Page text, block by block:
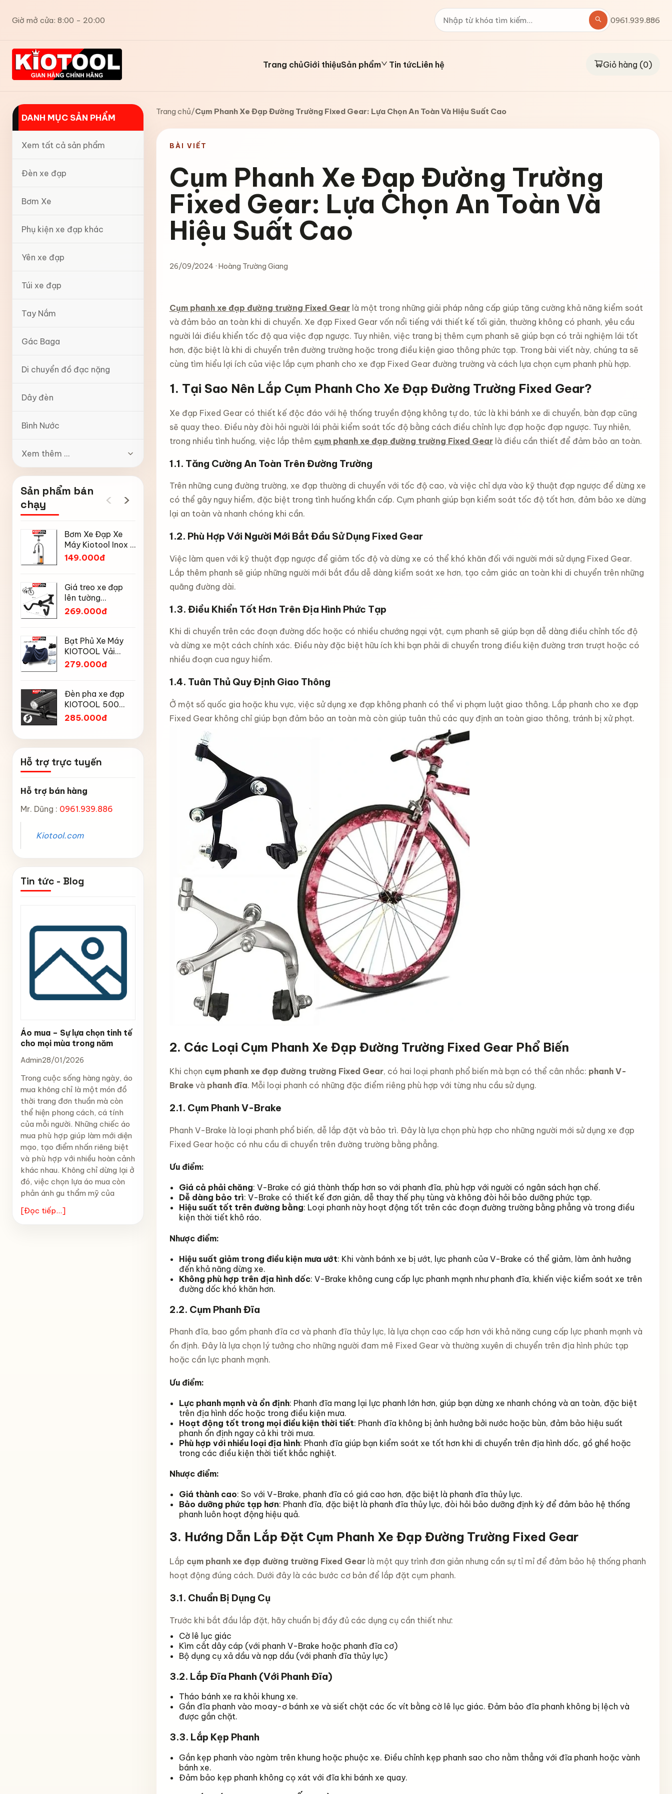
Giờ mở cửa: 8:00 - 20:00 0961.939.886
Trang chủGiới thiệuSản phẩm Tin tứcLiên hệ Giỏ hàng (0)
DANH MỤC SẢN PHẨM
Xem tất cả sản phẩm
Đèn xe đạp
Bơm Xe
Phụ kiện xe đạp khác
Yên xe đạp
Túi xe đạp
Tay Nắm
Gác Baga
Di chuyển đồ đạc nặng
Dây đèn
Bình Nước
Xem thêm ...
Sản phẩm bán
chạy
‹ ›
Bơm Xe Đạp Xe
Máy Kiotool Inox –
Đầu Bơm Thông
160 PSI
149.000đ
Giá treo xe đạp
lên tường
KIOTOOL gập gọn
hiểm
269.000đ
Bạt Phủ Xe Máy
KIOTOOL Vải
Oxford Cao Cấp –
Chống Bụi, Chống
Tia UV, Có Phản
Quang & Lỗ Khóa
Chống Bay
279.000đ
Đèn pha xe đạp
KIOTOOL 500
Lumen chống
285.000đ
Ô gấp gọn tự
động Kiotool 12
nan kép, ô dù che
mưa nắng mini
chống tia UV tự
động đóng mở nhỏ
169.000đ
Mũ bảo hiểm xe
Kiotool siêu nhẹ
thoáng khí an
toàn khi đạp xe
189.000đ
Tay nắm xe đạp
có tỳ chống mỏi
Kiotool dành cho
xe đạp thể thao
Mtp địa hình leo
núi
85.000đ
Chân chống xe
Kiotool đủ size 12
inch -14 inch -16
inch chắc chắn
45.000đ
Hỗ trợ trực tuyến
Hỗ trợ bán hàng
Mr. Dũng : 0961.939.886
Kiotool.com
Tin tức - Blog
Áo mua – Sự lựa chọn tinh tế
cho mọi mùa trong năm
Admin28/01/2026
Trong cuộc sống hàng ngày, áo
mua không chỉ là một món đồ
thời trang đơn thuần mà còn
thể hiện phong cách, cá tính
của mỗi người. Những chiếc áo
mua phù hợp giúp làm mới diện
mạo, tạo điểm nhấn riêng biệt
và phù hợp với nhiều hoàn cảnh
khác nhau. Không chỉ dừng lại ở
đó, việc chọn lựa áo mua còn
phản ánh gu thẩm mỹ của
[Đọc tiếp...]
Trang chủ/Cụm Phanh Xe Đạp Đường Trường Fixed Gear: Lựa Chọn An Toàn Và Hiệu Suất Cao
BÀI VIẾT
Cụm Phanh Xe Đạp Đường Trường
Fixed Gear: Lựa Chọn An Toàn Và
Hiệu Suất Cao
26/09/2024 · Hoàng Trường Giang
Cụm phanh xe đạp đường trường Fixed Gearlà một trong những giải pháp nâng cấp giúp tăng cường khả năng kiểm soát
và đảm bảo an toàn khi di chuyển. Xe đạp Fixed Gear vốn nổi tiếng với thiết kế tối giản, thường không có phanh, yêu cầu
người lái điều khiển tốc độ qua việc đạp ngược. Tuy nhiên, việc trang bị thêm cụm phanh sẽ giúp bạn có trải nghiệm lái tốt
hơn, đặc biệt là khi di chuyển trên đường trường hoặc trong điều kiện giao thông phức tạp. Trong bài viết này, chúng ta sẽ
cùng tìm hiểu lợi ích của việc lắp cụm phanh cho xe đạp Fixed Gear đường trường và cách lựa chọn cụm phanh phù hợp.
1. Tại Sao Nên Lắp Cụm Phanh Cho Xe Đạp Đường Trường Fixed Gear?
Xe đạp Fixed Gear có thiết kế độc đáo với hệ thống truyền động không tự do, tức là khi bánh xe di chuyển, bàn đạp cũng
sẽ quay theo. Điều này đòi hỏi người lái phải kiểm soát tốc độ bằng cách điều chỉnh lực đạp hoặc đạp ngược. Tuy nhiên,
trong nhiều tình huống, việc lắp thêm cụm phanh xe đạp đường trường Fixed Gearlà điều cần thiết để đảm bảo an toàn.
1.1. Tăng Cường An Toàn Trên Đường Trường
Trên những cung đường trường, xe đạp thường di chuyển với tốc độ cao, và việc chỉ dựa vào kỹ thuật đạp ngược để dừng xe
có thể gây nguy hiểm, đặc biệt trong tình huống khẩn cấp. Cụm phanh giúp bạn kiểm soát tốc độ tốt hơn, đảm bảo xe dừng
lại an toàn và nhanh chóng khi cần.
1.2. Phù Hợp Với Người Mới Bắt Đầu Sử Dụng Fixed Gear
Việc làm quen với kỹ thuật đạp ngược để giảm tốc độ và dừng xe có thể khó khăn đối với người mới sử dụng Fixed Gear.
Lắp thêm phanh sẽ giúp những người mới bắt đầu dễ dàng kiểm soát xe hơn, tạo cảm giác an toàn khi di chuyển trên những
quãng đường dài.
1.3. Điều Khiển Tốt Hơn Trên Địa Hình Phức Tạp
Khi di chuyển trên các đoạn đường dốc hoặc có nhiều chướng ngại vật, cụm phanh sẽ giúp bạn dễ dàng điều chỉnh tốc độ
và dừng xe một cách chính xác. Điều này đặc biệt hữu ích khi bạn phải di chuyển trong điều kiện đường trơn trượt hoặc có
nhiều đoạn cua nguy hiểm.
1.4. Tuân Thủ Quy Định Giao Thông
Ở một số quốc gia hoặc khu vực, việc sử dụng xe đạp không phanh có thể vi phạm luật giao thông. Lắp phanh cho xe đạp
Fixed Gear không chỉ giúp bạn đảm bảo an toàn mà còn giúp tuân thủ các quy định an toàn giao thông, tránh bị xử phạt.
2. Các Loại Cụm Phanh Xe Đạp Đường Trường Fixed Gear Phổ Biến
Khi chọn cụm phanh xe đạp đường trường Fixed Gear, có hai loại phanh phổ biến mà bạn có thể cân nhắc: phanh V-
Brakevà phanh đĩa. Mỗi loại phanh có những đặc điểm riêng phù hợp với từng nhu cầu sử dụng.
2.1. Cụm Phanh V-Brake
Phanh V-Brake là loại phanh phổ biến, dễ lắp đặt và bảo trì. Đây là lựa chọn phù hợp cho những người mới sử dụng xe đạp
Fixed Gear hoặc có nhu cầu di chuyển trên đường trường bằng phẳng.
Ưu điểm:
Giá cả phải chăng: V-Brake có giá thành thấp hơn so với phanh đĩa, phù hợp với người có ngân sách hạn chế.
Dễ dàng bảo trì: V-Brake có thiết kế đơn giản, dễ thay thế phụ tùng và không đòi hỏi bảo dưỡng phức tạp.
Hiệu suất tốt trên đường bằng: Loại phanh này hoạt động tốt trên các đoạn đường trường bằng phẳng và trong điều
kiện thời tiết khô ráo.
Nhược điểm:
Hiệu suất giảm trong điều kiện mưa ướt: Khi vành bánh xe bị ướt, lực phanh của V-Brake có thể giảm, làm ảnh hưởng
đến khả năng dừng xe.
Không phù hợp trên địa hình dốc: V-Brake không cung cấp lực phanh mạnh như phanh đĩa, khiến việc kiểm soát xe trên
đường dốc khó khăn hơn.
2.2. Cụm Phanh Đĩa
Phanh đĩa, bao gồm phanh đĩa cơ và phanh đĩa thủy lực, là lựa chọn cao cấp hơn với khả năng cung cấp lực phanh mạnh và
ổn định. Đây là lựa chọn lý tưởng cho những người đam mê Fixed Gear và thường xuyên di chuyển trên địa hình phức tạp
hoặc cần lực phanh mạnh.
Ưu điểm:
Lực phanh mạnh và ổn định: Phanh đĩa mang lại lực phanh lớn hơn, giúp bạn dừng xe nhanh chóng và an toàn, đặc biệt
trên địa hình dốc hoặc trong điều kiện mưa.
Hoạt động tốt trong mọi điều kiện thời tiết: Phanh đĩa không bị ảnh hưởng bởi nước hoặc bùn, đảm bảo hiệu suất
phanh ổn định ngay cả khi trời mưa.
Phù hợp với nhiều loại địa hình: Phanh đĩa giúp bạn kiểm soát xe tốt hơn khi di chuyển trên địa hình dốc, gồ ghề hoặc
trong các điều kiện thời tiết khắc nghiệt.
Nhược điểm:
Giá thành cao: So với V-Brake, phanh đĩa có giá cao hơn, đặc biệt là phanh đĩa thủy lực.
Bảo dưỡng phức tạp hơn: Phanh đĩa, đặc biệt là phanh đĩa thủy lực, đòi hỏi bảo dưỡng định kỳ để đảm bảo hệ thống
phanh luôn hoạt động hiệu quả.
3. Hướng Dẫn Lắp Đặt Cụm Phanh Xe Đạp Đường Trường Fixed Gear
Lắp cụm phanh xe đạp đường trường Fixed Gearlà một quy trình đơn giản nhưng cần sự tỉ mỉ để đảm bảo hệ thống phanh
hoạt động đúng cách. Dưới đây là các bước cơ bản để lắp đặt cụm phanh.
3.1. Chuẩn Bị Dụng Cụ
Trước khi bắt đầu lắp đặt, hãy chuẩn bị đầy đủ các dụng cụ cần thiết như:
Cờ lê lục giác
Kìm cắt dây cáp (với phanh V-Brake hoặc phanh đĩa cơ)
Bộ dụng cụ xả dầu và nạp dầu (với phanh đĩa thủy lực)
3.2. Lắp Đĩa Phanh (Với Phanh Đĩa)
Tháo bánh xe ra khỏi khung xe.
Gắn đĩa phanh vào moay-ơ bánh xe và siết chặt các ốc vít bằng cờ lê lục giác. Đảm bảo đĩa phanh không bị lệch và
được gắn chặt.
3.3. Lắp Kẹp Phanh
Gắn kẹp phanh vào ngàm trên khung hoặc phuộc xe. Điều chỉnh kẹp phanh sao cho nằm thẳng với đĩa phanh hoặc vành
bánh xe.
Đảm bảo kẹp phanh không cọ xát với đĩa khi bánh xe quay.